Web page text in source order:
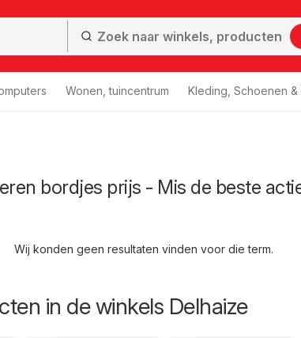
Wonen, tuincentrum Kleding, Schoenen &
bordjes prijs - Mis de beste
Wij konden geen resultaten vinden voor die term.
in de winkels Delhaize